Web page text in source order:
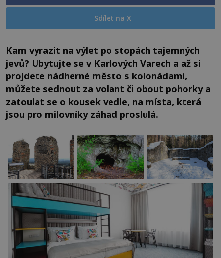
Sdílet na X
Kam vyrazit na výlet po stopách tajemných
jevů? Ubytujte se v Karlových Varech a až si
projdete nádherné město s kolonádami,
můžete sednout za volant či obout pohorky a
zatoulat se o kousek vedle, na místa, která
jsou pro milovníky záhad proslulá.